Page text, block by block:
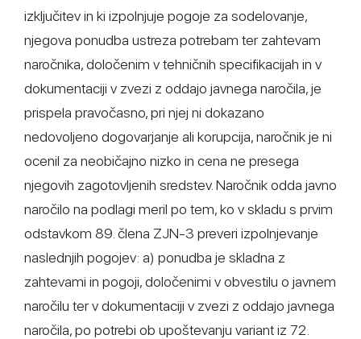
izključitev in ki izpolnjuje pogoje za sodelovanje,
njegova ponudba ustreza potrebam ter zahtevam
naročnika, določenim v tehničnih specifikacijah in v
dokumentaciji v zvezi z oddajo javnega naročila, je
prispela pravočasno, pri njej ni dokazano
nedovoljeno dogovarjanje ali korupcija, naročnik je ni
ocenil za neobičajno nizko in cena ne presega
njegovih zagotovljenih sredstev. Naročnik odda javno
naročilo na podlagi meril po tem, ko v skladu s prvim
odstavkom 89. člena ZJN-3 preveri izpolnjevanje
naslednjih pogojev: a) ponudba je skladna z
zahtevami in pogoji, določenimi v obvestilu o javnem
naročilu ter v dokumentaciji v zvezi z oddajo javnega
naročila, po potrebi ob upoštevanju variant iz 72.